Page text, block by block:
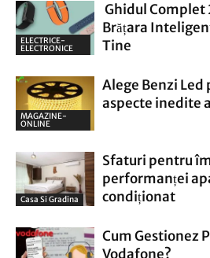
ELECTRICE-
ELECTRONICE
Ghidul Complet
Brățara
Tine
MAGAZINE-
ONLINE
Alege Benzi
aspecte inedite
Casa Si Gradina
Sfaturi pentru
performanței
condiționat
Cum Gestionez
Vodafone?